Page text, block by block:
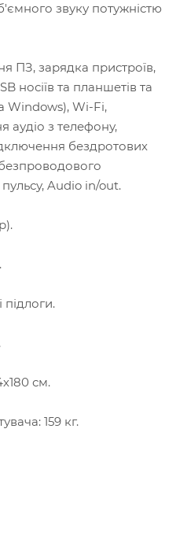
звуку потужністю
ПЗ, зарядка пристроїв,
носіїв та планшетів та
Windows), Wi-Fi,
аудіо з телефону,
бездротових
Audio in/out.
см.
159 кг.